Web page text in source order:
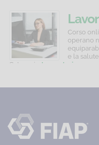
Lavoratori
Formazione
generale
specifica
rischio
Attività
a
Corso
online
di
formazione
generale
per
operano
nelle
attività
Privacy
GDPR
-
Tutela
dati
Corso
online
di
formazione
per
al
personali
-
Regolamento
Corso
operano
e la salute.
Categoria: Lavoratori